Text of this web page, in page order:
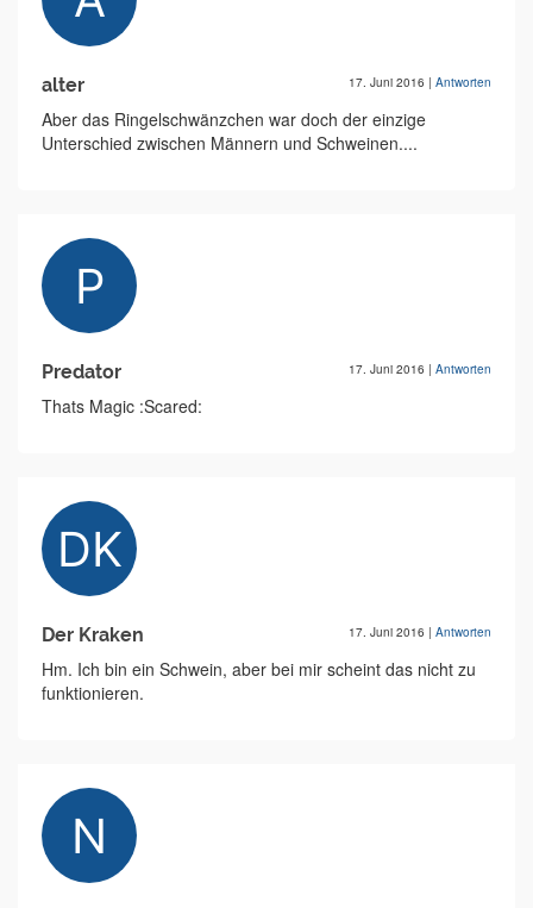
alter 17. Juni 2016 | Antworten
Aber das Ringelschwänzchen war doch der einzige
Unterschied zwischen Männern und Schweinen....
Predator 17. Juni 2016 | Antworten
Thats Magic :Scared:
Der Kraken 17. Juni 2016 | Antworten
Hm. Ich bin ein Schwein, aber bei mir scheint das nicht zu
funktionieren.